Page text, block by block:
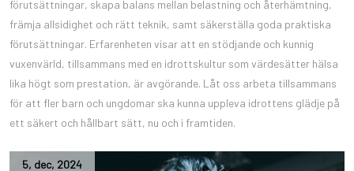
förutsättningar, skapa balans mellan belastning och återhämtning,
främja allsidighet och rätt teknik, samt säkerställa goda praktiska
förutsättningar. Erfarenheten visar att en stödjande och kunnig
vuxenvärld, tillsammans med en idrottskultur som värdesätter hälsa
lika högt som prestation, är avgörande. Låt oss arbeta tillsammans
för att fler barn och ungdomar ska kunna uppleva idrottens glädje på
ett säkert och hållbart sätt, nu och i framtiden.
5, dec, 2024